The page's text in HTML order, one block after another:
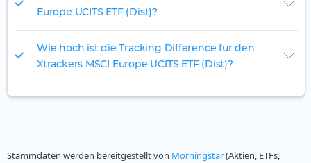
Europe UCITS ETF (Dist)?
Wie hoch ist die Tracking Difference für den
Xtrackers MSCI Europe UCITS ETF (Dist)?
Stammdaten werden bereitgestellt von Morningstar(Aktien, ETFs,